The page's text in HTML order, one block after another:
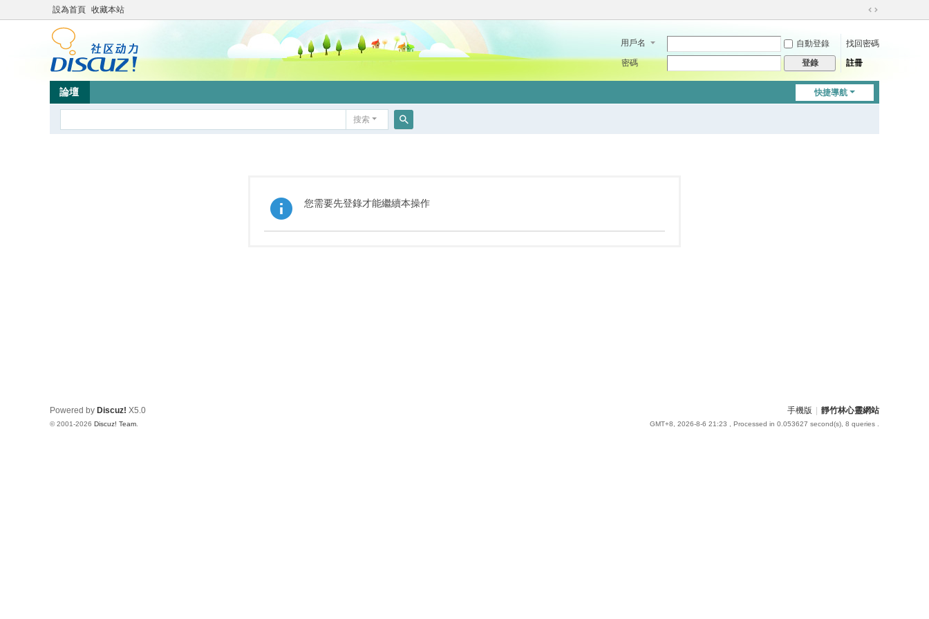
設為首頁 收藏本站
切
到
用戶名 自動登錄
找回密碼
密碼
登錄 註冊
快捷導航
論壇
搜索
您需要先登錄才能繼續本操作
手機版 靜竹林心靈網站
GMT+8, 2026-8-6 21:23 , Processed in 0.053627 second(s), 8 queries .
Powered by Discuz! X5.0
© 2001-2026 Discuz! Team